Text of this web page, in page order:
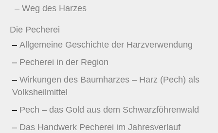
Weg des Harzes
Die Pecherei
Allgemeine Geschichte der Harzverwendung
Pecherei in der Region
Wirkungen des Baumharzes – Harz (Pech) als
Volksheilmittel
Pech – das Gold aus dem Schwarzföhrenwald
Das Handwerk Pecherei im Jahresverlauf